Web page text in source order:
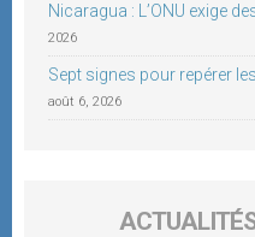
Nicaragua : L’ONU exige
2026
Sept signes pour repérer
août 6, 2026